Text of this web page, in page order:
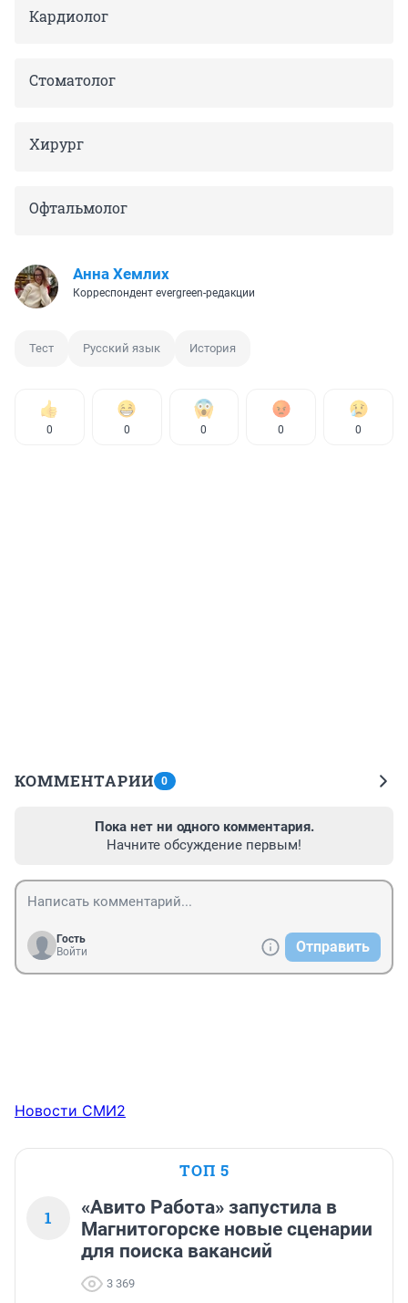
Кардиолог
Стоматолог
Хирург
Офтальмолог
Анна Хемлих
Корреспондент evergreen-редакции
Тест Русский язык История
0 0 0 0 0
КОММЕНТАРИИ 0
Пока нет ни одного комментария.
Начните обсуждение первым!
Гость
Войти
Отправить
Новости СМИ2
ТОП 5
1
«Авито Работа» запустила в
Магнитогорске новые сценарии
для поиска вакансий
3 369